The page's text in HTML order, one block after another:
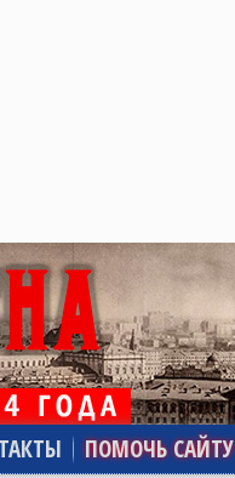
ПОМОЧЬ САЙТУ